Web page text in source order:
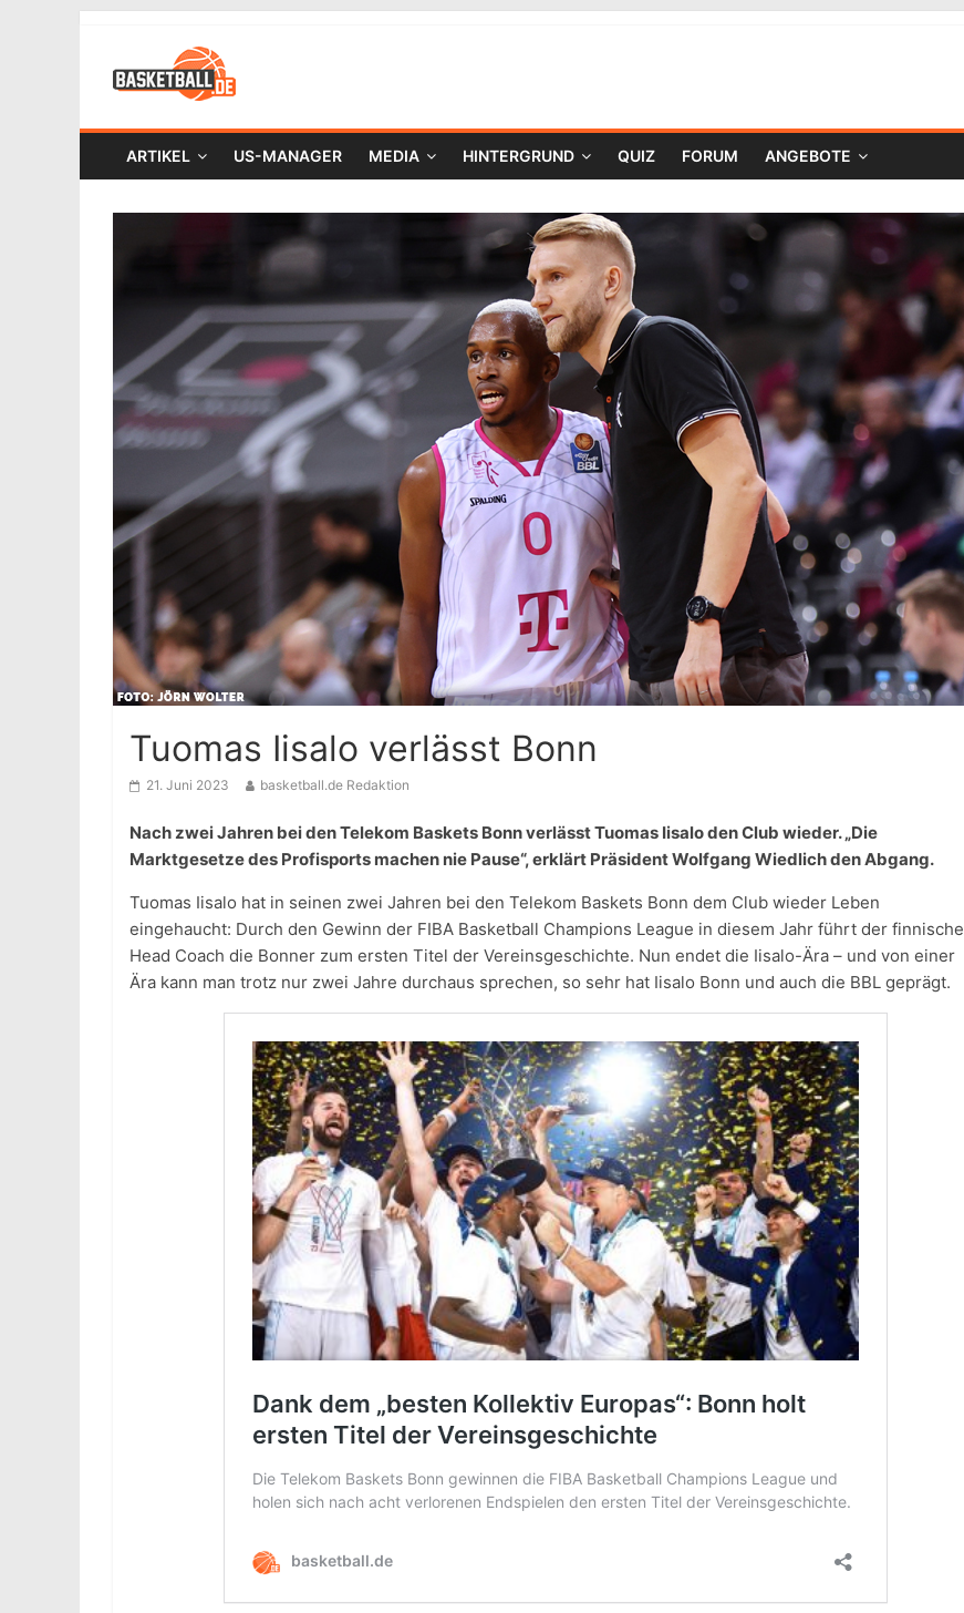
ARTIKEL US-MANAGER MEDIA HINTERGRUND QUIZ FORUM ANGEBOTE
Tuomas Iisalo verlässt Bonn
21. Juni 2023 basketball.de Redaktion
Nach zwei Jahren bei den Telekom Baskets Bonn verlässt Tuomas Iisalo den Club wieder. „Die
Marktgesetze des Profisports machen nie Pause“, erklärt Präsident Wolfgang Wiedlich den Abgang.
Tuomas Iisalo hat in seinen zwei Jahren bei den Telekom Baskets Bonn dem Club wieder Leben
eingehaucht: Durch den Gewinn der FIBA Basketball Champions League in diesem Jahr führt der finnische
Head Coach die Bonner zum ersten Titel der Vereinsgeschichte. Nun endet die Iisalo-Ära – und von einer
Ära kann man trotz nur zwei Jahre durchaus sprechen, so sehr hat Iisalo Bonn und auch die BBL geprägt.